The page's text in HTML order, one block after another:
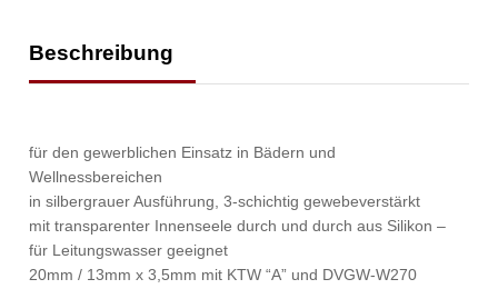
Beschreibung
für den gewerblichen Einsatz in Bädern und
Wellnessbereichen
in silbergrauer Ausführung, 3-schichtig gewebeverstärkt
mit transparenter Innenseele durch und durch aus Silikon –
für Leitungswasser geeignet
20mm / 13mm x 3,5mm mit KTW “A” und DVGW-W270